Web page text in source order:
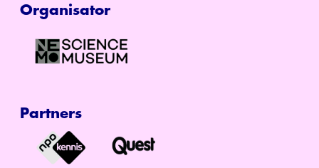
Organisator
Partners